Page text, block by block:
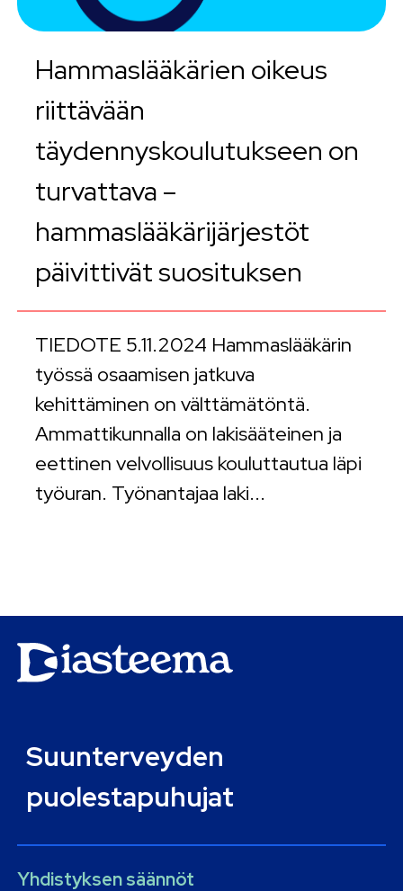
Hammaslääkärien oikeus
riittävään
täydennyskoulutukseen on
turvattava –
hammaslääkärijärjestöt
päivittivät suosituksen
TIEDOTE 5.11.2024 Hammaslääkärin
työssä osaamisen jatkuva
kehittäminen on välttämätöntä.
Ammattikunnalla on lakisääteinen ja
eettinen velvollisuus kouluttautua läpi
työuran. Työnantajaa laki...
Suunterveyden
puolestapuhujat
Yhdistyksen säännöt